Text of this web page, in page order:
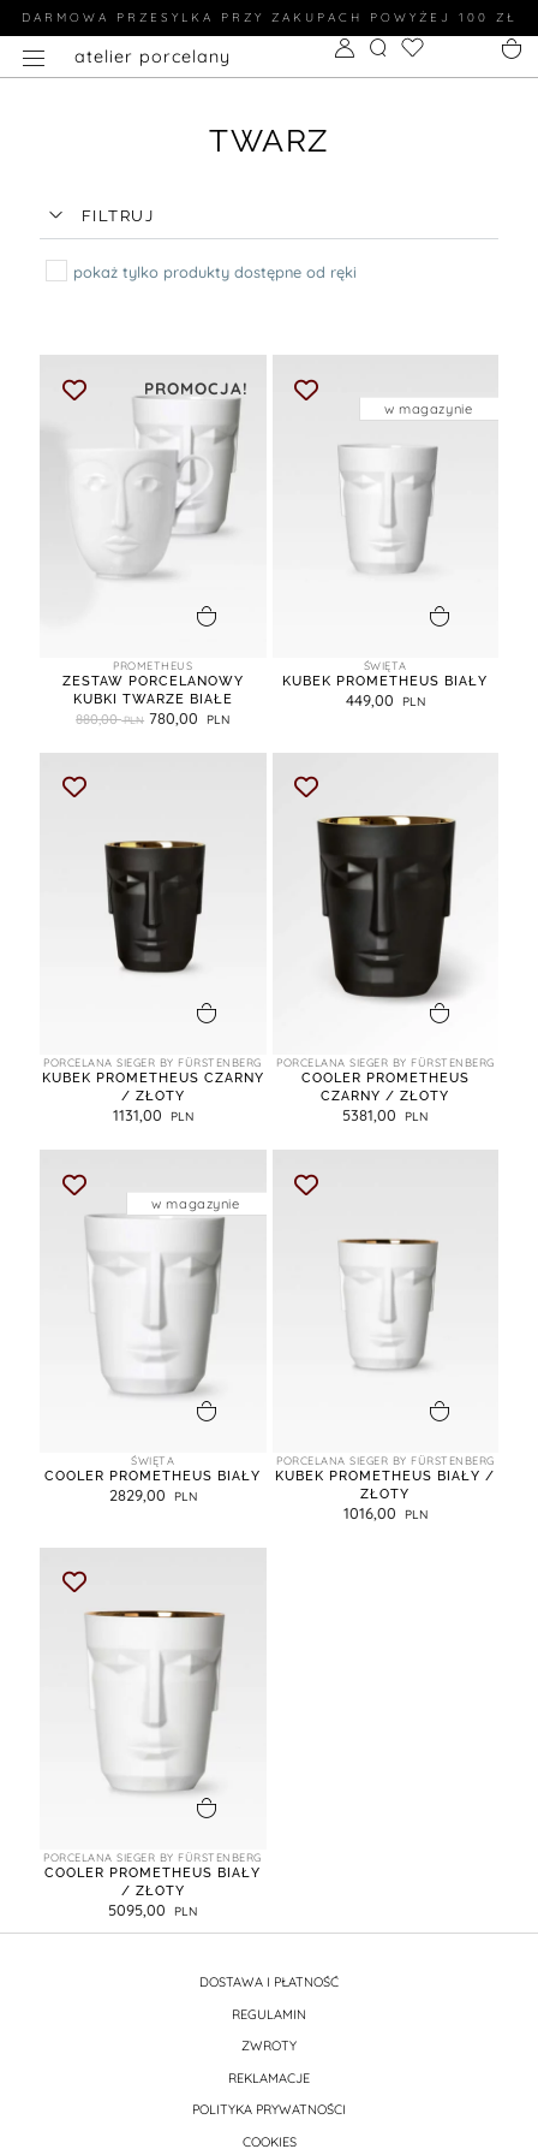
DARMOWA PRZESYLKA PRZY ZAKUPACH POWYŻEJ 100 ZŁ
atelier porcelany
TWARZ
FILTRUJ
pokaż tylko produkty dostępne od ręki
PROMOCJA!
PROMETHEUS
ZESTAW PORCELANOWY
KUBKI TWARZE BIAŁE
880,00
780,00
ŚWIĘTA
KUBEK PROMETHEUS BIAŁY
449,00
w magazynie
PORCELANA SIEGER BY FÜRSTENBERG
KUBEK PROMETHEUS CZARNY
/ ZŁOTY
1131,00
PORCELANA SIEGER BY FÜRSTENBERG
COOLER PROMETHEUS
CZARNY / ZŁOTY
5381,00
ŚWIĘTA
COOLER PROMETHEUS BIAŁY
2829,00
w magazynie
PORCELANA SIEGER BY FÜRSTENBERG
KUBEK PROMETHEUS BIAŁY /
ZŁOTY
1016,00
PORCELANA SIEGER BY FÜRSTENBERG
COOLER PROMETHEUS BIAŁY
/ ZŁOTY
5095,00
DOSTAWA I PŁATNOŚĆ
REGULAMIN
ZWROTY
REKLAMACJE
POLITYKA PRYWATNOŚCI
COOKIES